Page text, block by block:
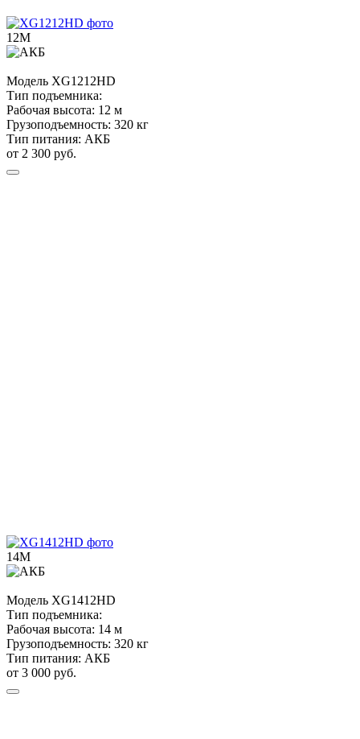
12М
Модель XG1212HD
Тип подъемника:
Рабочая высота: 12 м
Грузоподъемность: 320 кг
Тип питания: АКБ
от 2 300 руб.
14М
Модель XG1412HD
Тип подъемника:
Рабочая высота: 14 м
Грузоподъемность: 320 кг
Тип питания: АКБ
от 3 000 руб.